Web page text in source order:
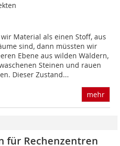
Material als einen Stoff, aus
sind, dann müssten wir
Ebene aus wilden Wäldern,
Steinen und rauen
Dieser Zustand...
mehr
für Rechenzentren